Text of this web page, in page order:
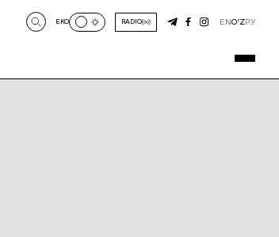
EKO RADIO ENO‘ZРУ